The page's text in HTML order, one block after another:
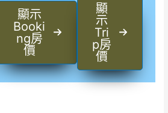
顯示
Booki
ng房
價
顯
示
Tri
p房
價